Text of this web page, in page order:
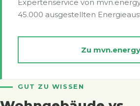
Expertenservice von
45.000 ausgestellten
Zu mvn.energy
GUT ZU WISSEN